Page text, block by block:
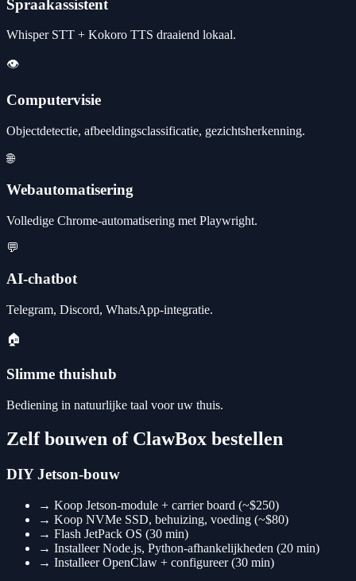
Spraakassistent
Whisper STT + Kokoro TTS draaiend lokaal.
👁️
Computervisie
Objectdetectie, afbeeldingsclassificatie, gezichtsherkenning.
🌐
Webautomatisering
Volledige Chrome-automatisering met Playwright.
💬
AI-chatbot
Telegram, Discord, WhatsApp-integratie.
🏠
Slimme thuishub
Bediening in natuurlijke taal voor uw thuis.
Zelf bouwen of ClawBox bestellen
DIY Jetson-bouw
→ Koop Jetson-module + carrier board (~$250)
→ Koop NVMe SSD, behuizing, voeding (~$80)
→ Flash JetPack OS (30 min)
→ Installeer Node.js, Python-afhankelijkheden (20 min)
→ Installeer OpenClaw + configureer (30 min)